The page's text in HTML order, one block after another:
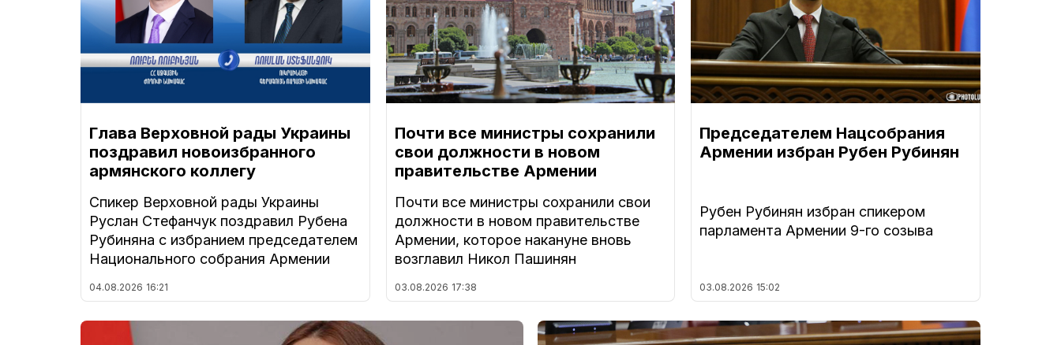
Глава Верховной рады Украины
поздравил новоизбранного
армянского коллегу
Спикер Верховной рады Украины
Руслан Стефанчук поздравил Рубена
Рубиняна с избранием председателем
Национального собрания Армении
04.08.2026 16:21
Почти все министры сохранили
свои должности в новом
правительстве Армении
Почти все министры сохранили свои
должности в новом правительстве
Армении, которое накануне вновь
возглавил Никол Пашинян
03.08.2026 17:38
Председателем Нацсобрания
Армении избран Рубен Рубинян
Рубен Рубинян избран спикером
парламента Армении 9-го созыва
03.08.2026 15:02